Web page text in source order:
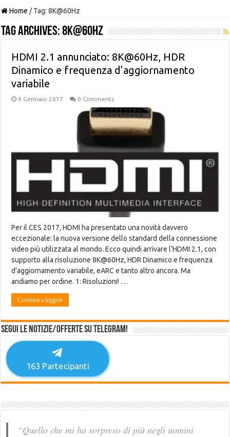
Home / Tag:8K@60Hz
Tag Archives:8K@60Hz
HDMI 2.1 annunciato: 8K@60Hz, HDR
Dinamico e frequenza d’aggiornamento
variabile
4 Gennaio 2017 0 Comments
Per il CES 2017, HDMI ha presentato una novità davvero
eccezionale: la nuova versione dello standard della connessione
video più utilizzata al mondo. Ecco quindi arrivare l’HDMI 2.1, con
supporto alla risoluzione 8K@60Hz, HDR Dinamico e frequenza
d’aggiornamento variabile, eARC e tanto altro ancora. Ma
andiamo per ordine. 1: Risoluzioni! …
Continua a leggere
Segui le notizie/offerte su Telegram!
163 Partecipanti
“Quello che mi ha sorpreso di più negli uomini